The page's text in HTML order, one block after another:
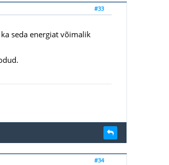
#33
seda energiat võimalik
#34